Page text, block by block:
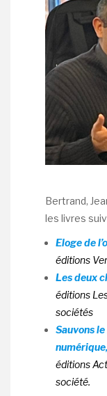
Bertrand,
les livres
Eloge de
éditions
Les deux
éditions
sociétés
Sauvons le
numérique,
éditions
société.